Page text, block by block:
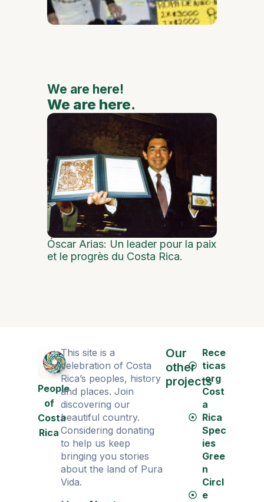
We are here!
We are here.
Óscar Arias: Un leader pour la paix
et le progrès du Costa Rica.
People
of
Costa
Rica
This site is a
celebration of Costa
Rica’s peoples, history
and places. Join
discovering our
beautiful country.
Considering donating
to help us keep
bringing you stories
about the land of Pura
Vida.
Our
other
projects
Rece
ticas
.org
Cost
a
Rica
Spec
ies
Gree
n
Circl
e